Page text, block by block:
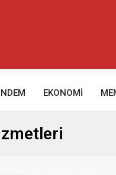
EKONOMİ